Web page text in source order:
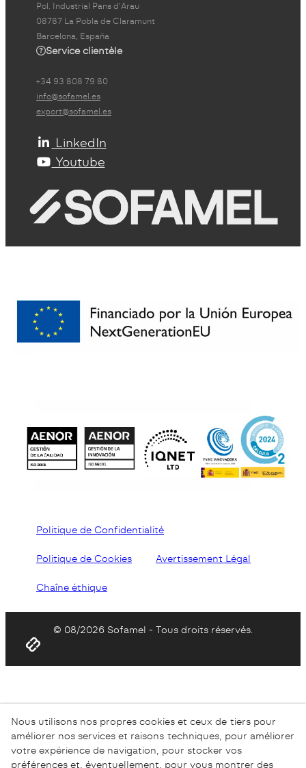
Pol. Industrial Pans d'Arau
08787 La Pobla de Claramunt
Barcelona, España
Service clientèle
+34 93 808 79 80
info@sofamel.es
export@sofamel.es
LinkedIn
Youtube
Politique de Confidentialité
Politique de Cookies Avertissement Légal
Chaîne éthique
© 08/2026 Sofamel - Tous droits réservés.
Nous utilisons nos propres cookies et ceux de tiers pour
améliorer nos services et raisons techniques, pour améliorer
votre expérience de navigation, pour stocker vos
préférences et, éventuellement, pour vous montrer des